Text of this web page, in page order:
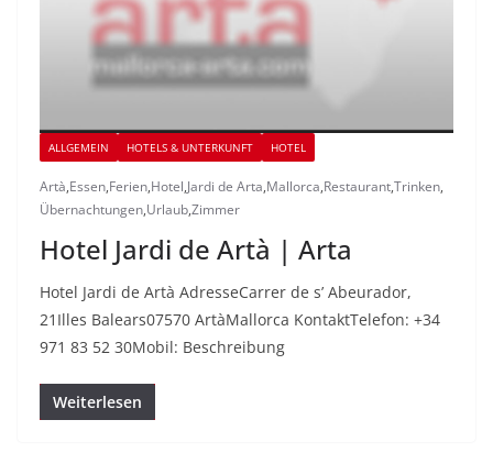
ALLGEMEIN HOTELS & UNTERKUNFT HOTEL
Artà,Essen,Ferien,Hotel,Jardi de Arta,Mallorca,Restaurant,Trinken,
Übernachtungen,Urlaub,Zimmer
Hotel Jardi de Artà | Arta
Hotel Jardi de Artà AdresseCarrer de s’ Abeurador,
21Illes Balears07570 ArtàMallorca KontaktTelefon: +34
971 83 52 30Mobil: Beschreibung
Weiterlesen